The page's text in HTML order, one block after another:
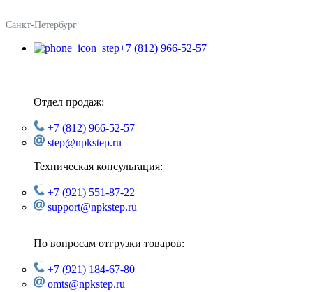
Санкт-Петербург
+7 (812) 966-52-57
Отдел продаж:
+7 (812) 966-52-57
step@npkstep.ru
Техническая консультация:
+7 (921) 551-87-22
support@npkstep.ru
По вопросам отгрузки товаров:
+7 (921) 184-67-80
omts@npkstep.ru